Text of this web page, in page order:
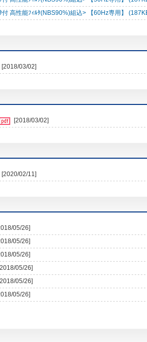
付 高性能ﾌｨﾙﾀ(NBS90%)組込> 【60Hz専用】
[2018/03/02]
[2018/03/02]
[2020/02/11]
05/26]
05/26]
05/26]
05/26]
05/26]
05/26]